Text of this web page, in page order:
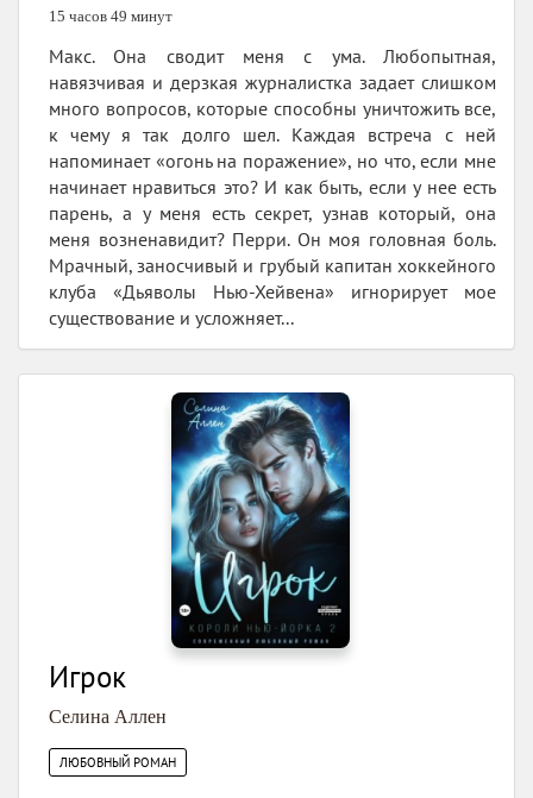
15 часов 49 минут
Макс. Она сводит меня с ума. Любопытная,
навязчивая и дерзкая журналистка задает слишком
много вопросов, которые способны уничтожить все,
к чему я так долго шел. Каждая встреча с ней
напоминает «огонь на поражение», но что, если мне
начинает нравиться это? И как быть, если у нее есть
парень, а у меня есть секрет, узнав который, она
меня возненавидит? Перри. Он моя головная боль.
Мрачный, заносчивый и грубый капитан хоккейного
клуба «Дьяволы Нью-Хейвена» игнорирует мое
существование и усложняет...
Игрок
Селина Аллен
ЛЮБОВНЫЙ РОМАН